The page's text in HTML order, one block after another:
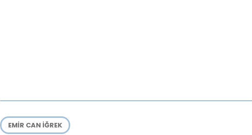
EMIR CAN IĞREK